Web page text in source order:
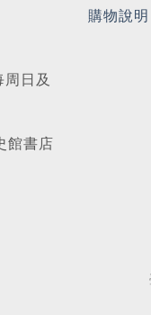
日及
館書店
購物說明